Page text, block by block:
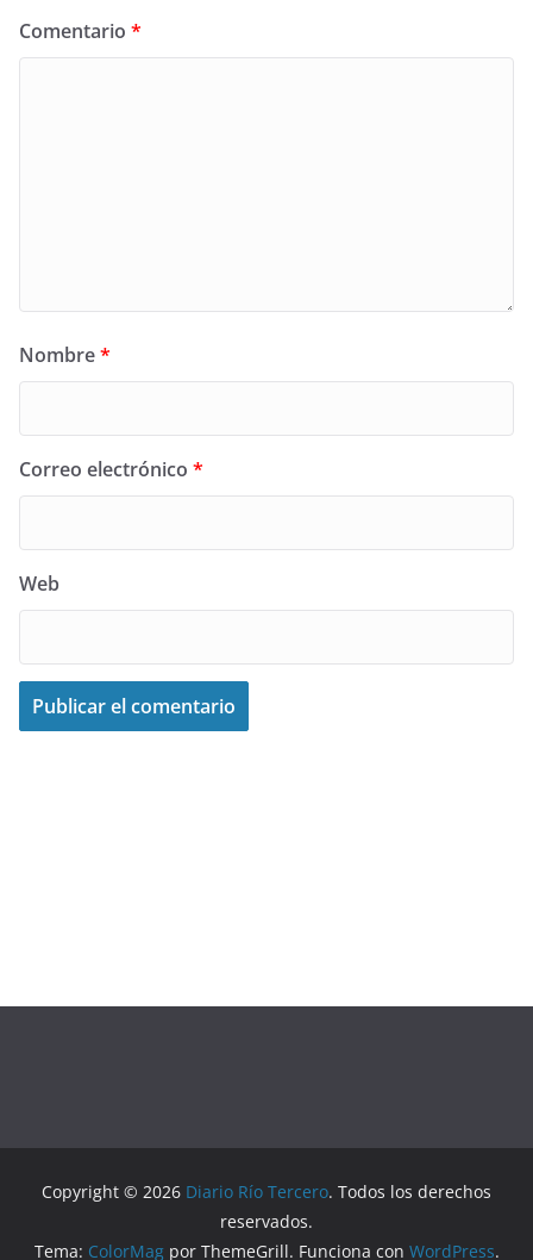
Comentario *
Nombre*
Correo electrónico *
Web
Copyright © 2026 Diario Río Tercero. Todos los derechos
reservados.
Tema: ColorMagpor ThemeGrill. Funciona con WordPress.